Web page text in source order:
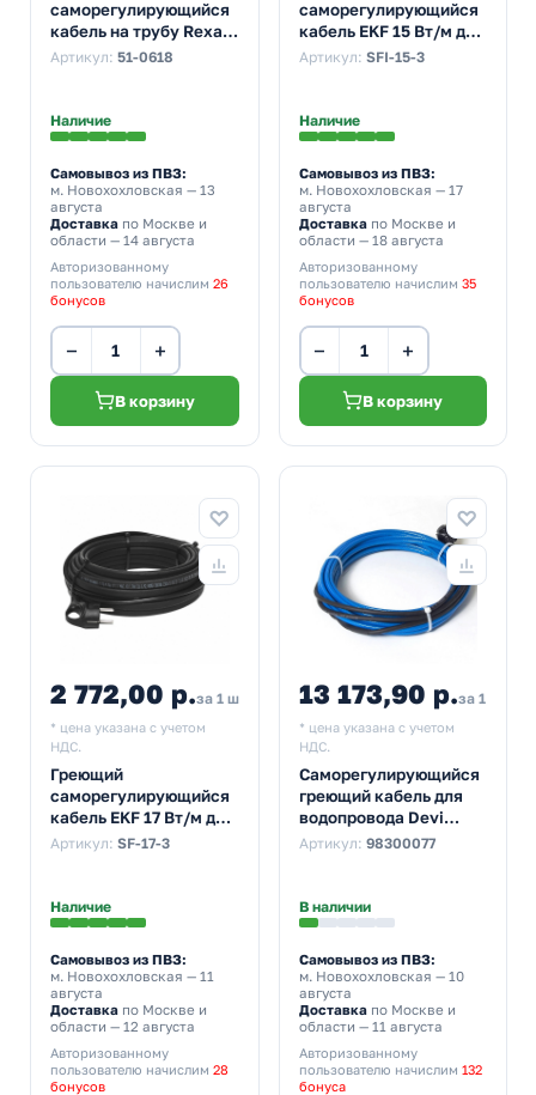
саморегулирующийся
кабель на трубу Rexant
15MSR-PB 6M
Артикул: 51-0618
Наличие
Самовывоз из ПВЗ:
м. Новохохловская — 13
августа
Доставка по Москве и
области — 14 августа
Авторизованному
пользователю начислим 26
бонусов
− +
В корзину
саморегулирующийся
кабель EKF 15 Вт/м для
обогрева
Артикул: SFI-15-3
Наличие
Самовывоз из ПВЗ:
м. Новохохловская — 17
августа
Доставкапо Москве и
области — 18 августа
Авторизованному
пользователю начислим 35
бонусов
− +
В корзину
2 772,00 р.за 1 шт 3 300,00
* цена указана с учетом
НДС.
Греющий
саморегулирующийся
кабель EKF 17 Вт/м для
обогрева
Артикул: SF-17-3
Наличие
Самовывоз из ПВЗ:
м. Новохохловская — 11
августа
Доставка по Москве и
области — 12 августа
Авторизованному
пользователю начислим 28
бонусов
13 173,90 р.за 1 шт
* цена указана с учетом
НДС.
Саморегулирующийся
греющий кабель для
водопровода Devi
DPH-10 140Вт 14м
Артикул: 98300077
В наличии
Самовывоз из ПВЗ:
м. Новохохловская — 10
августа
Доставкапо Москве и
области — 11 августа
Авторизованному
пользователю начислим 132
бонуса